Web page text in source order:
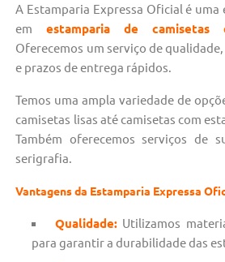
A Estamparia Expressa Oficial é uma
em estamparia de camisetas
Oferecemos um serviço de
e prazos de entrega rápidos.
Temos uma ampla variedade de
camisetas lisas até camisetas com
Também oferecemos serviços de
serigrafia.
Vantagens da Estamparia Expressa
Qualidade:Utilizamos
para garantir a durabilidade das